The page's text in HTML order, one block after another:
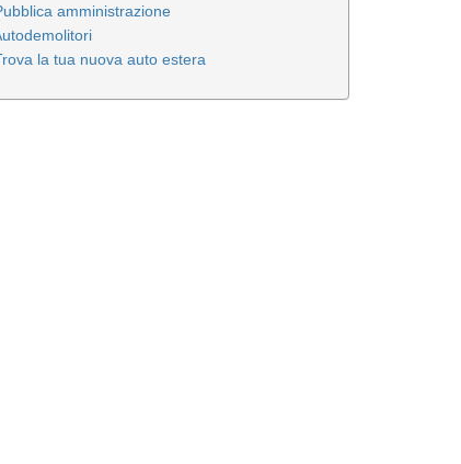
amministrazione
la tua nuova auto estera